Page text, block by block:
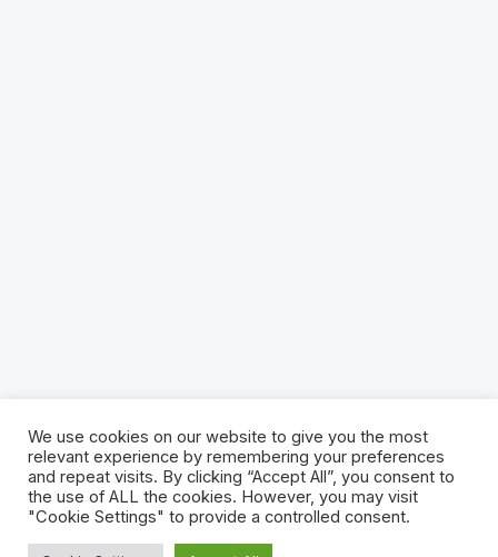
© 2025 Satakielikuukausi | Sivuston toteutus
Kotisivupalvelut
We use cookies on our website to give you the most
relevant experience by remembering your preferences
and repeat visits. By clicking “Accept All”, you consent to
the use of ALL the cookies. However, you may visit
"Cookie Settings" to provide a controlled consent.